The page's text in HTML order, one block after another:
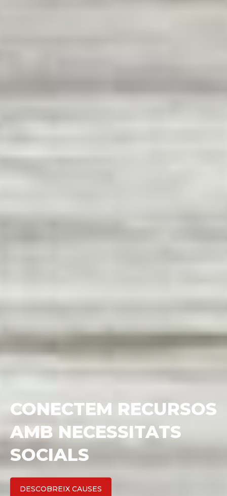
VOLS MILLORAR LA
CAPTACIÓ DE FONS
DE LA TEVA ONG
COMENÇA ARA